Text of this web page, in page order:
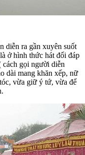
diễn ra gần xuyên suốt
ở hình thức hát đối đáp
cách gọi người diễn
dài mang khăn xếp, nữ
vừa giữ ý tứ, vừa để